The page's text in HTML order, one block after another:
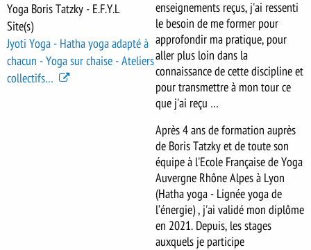
Yoga Boris Tatzky - E.F.Y.L
Site(s)
Jyoti Yoga - Hatha yoga adapté à
chacun - Yoga sur chaise - Ateliers
collectifs…
enseignements reçus, j'ai ressenti
le besoin de me former pour
approfondir ma pratique, pour
aller plus loin dans la
connaissance de cette discipline et
pour transmettre à mon tour ce
que j'ai reçu …
Après 4 ans de formation auprès
de Boris Tatzky et de toute son
équipe à l'Ecole Française de Yoga
Auvergne Rhône Alpes à Lyon
(Hatha yoga - Lignée yoga de
l’énergie) , j'ai validé mon diplôme
en 2021. Depuis, les stages
auxquels je participe